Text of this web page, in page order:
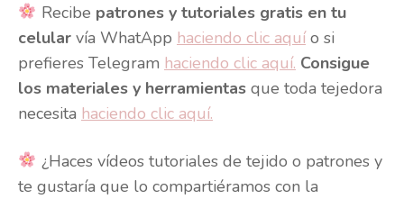
Recibe patrones y tutoriales gratis en tu
celular vía WhatApp haciendo clic aquío si
prefieres Telegram haciendo clic aquí. Consigue
los materiales y herramientas que toda tejedora
necesita haciendo clic aquí.
¿Haces vídeos tutoriales de tejido o patrones y
te gustaría que lo compartiéramos con la